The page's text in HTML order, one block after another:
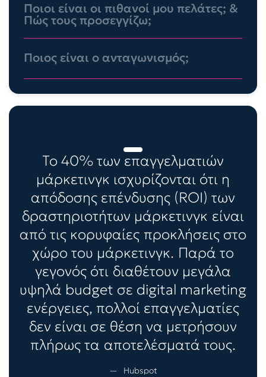
Ποιοι είναι οι πιθανοί μου πελάτες; &
Πώς τους προσεγγίζω;
Ποιος είναι ο ανταγωνισμός;
Το 40% των επαγγελματιών
μάρκετινγκ ισχυρίζονται ότι η
απόδοσης επένδυσης (ROI) των
δραστηριοτήτων μάρκετινγκ είναι
από τις κορυφαίες προκλήσεις στο
χώρο του μάρκετινγκ. Παρά το
γεγονός ότι διαθέτουν μεγάλα
υψηλά budget σε digital marketing
ενέργειες, πολλοί επαγγελματίες
δεν είναι σε θέση να μετρήσουν
πλήρως τα αποτελέσματά τους.
Hubspot